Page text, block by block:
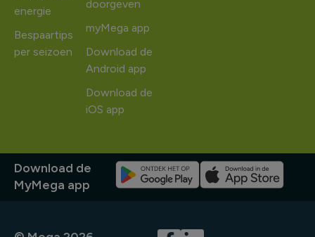
energie
Bespaartips
per seizoen
doorgeven
myMega app
Download de
Android app
Download de
iOS app
Download de
MyMega app